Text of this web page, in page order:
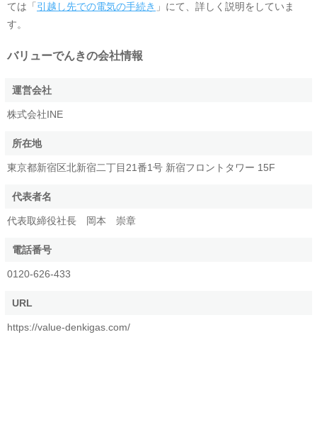
ては「 引越し先での電気の手続き 」にて、詳しく説明をしていま
す。
バリューでんきの会社情報
運営会社
株式会社INE
所在地
東京都新宿区北新宿二丁目21番1号 新宿フロントタワー 15F
代表者名
代表取締役社長 岡本 崇章
電話番号
0120-626-433
URL
https://value-denkigas.com/